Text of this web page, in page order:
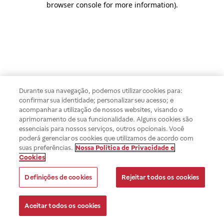
browser console for more information).
Durante sua navegação, podemos utilizar cookies para:
confirmar sua identidade; personalizar seu acesso; e
acompanhar a utilização de nossos websites, visando o
aprimoramento de sua funcionalidade. Alguns cookies são
essenciais para nossos serviços, outros opcionais. Você
poderá gerenciar os cookies que utilizamos de acordo com
suas preferências. Nossa Política de Privacidade e
Cookies
Definições de cookies Rejeitar todos os cookies
Aceitar todos os cookies